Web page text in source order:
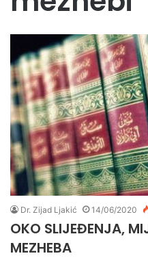
Dr. Zijad Ljakić 14/06/2020
OKO SLIJEĐENJA,
MEZHEBA